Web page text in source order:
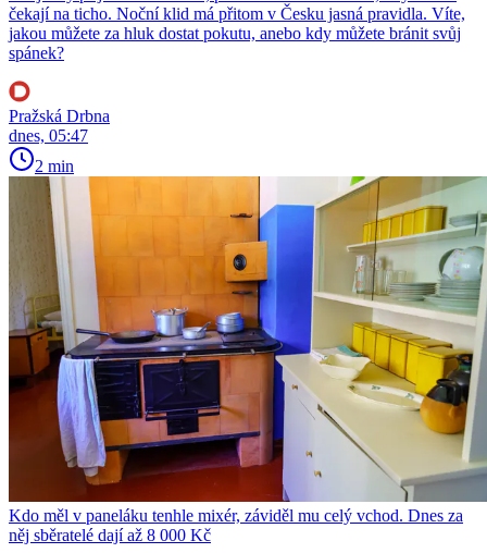
čekají na ticho. Noční klid má přitom v Česku jasná pravidla. Víte,
jakou můžete za hluk dostat pokutu, anebo kdy můžete bránit svůj
spánek?
Pražská Drbna
dnes, 05:47
2 min
Kdo měl v paneláku tenhle mixér, záviděl mu celý vchod. Dnes za
něj sběratelé dají až 8 000 Kč